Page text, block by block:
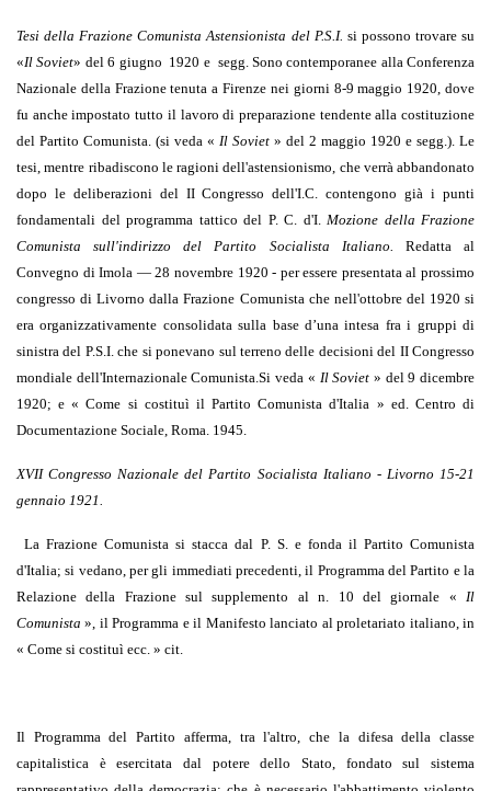
Tesi della Frazione Comunista Astensionista del P.S.I. si possono trovare su
«Il Soviet» del 6 giugno 1920 e segg. Sono contemporanee alla Conferenza
Nazionale della Frazione tenuta a Firenze nei giorni 8-9 maggio 1920, dove
fu anche impostato tutto il lavoro di preparazione ten­dente alla costituzione
del Partito Comunista. (si veda « Il Soviet » del 2 maggio 1920 e segg.). Le
tesi, mentre ribadiscono le ragioni dell'astensionismo, che verrà abbandonato
dopo le deliberazioni del II Congresso dell'I.C. contengono già i punti
fondamentali del programma tattico del P. C. d'I. Mozione della Frazione
Comunista sull'indirizzo del Partito Socialista Italiano. Redatta al
Convegno di Imola — 28 novembre 1920 - per essere presentata al pros­simo
congresso di Livorno dalla Frazione Comunista che nell'ottobre del 1920 si
era orga­nizzativamente consolidata sulla base d’una intesa fra i gruppi di
sinistra del P.S.I. che si ponevano sul terreno delle decisioni del II Congresso
mondiale dell'Internazionale Co­munista.Si veda « Il Soviet » del 9 dicembre
1920; e « Come si costituì il Partito Comunista d'Italia » ed. Centro di
Documentazione Sociale, Roma. 1945.
XVII Congresso Nazionale del Partito Socialista Italiano - Livorno 15-21
gennaio 1921.
La Frazione Comunista si stacca dal P. S. e fonda il Partito Comunista
d'Italia; si vedano, per gli immediati precedenti, il Programma del Partito e la
Relazione della Fra­zione sul supplemento al n. 10 del giornale « Il
Comunista », il Programma e il Manife­sto lanciato al proletariato italiano, in
« Come si costituì ecc. » cit.
Il Programma del Partito afferma, tra l'altro, che la difesa della classe
capitalistica è esercitata dal potere dello Stato, fondato sul sistema